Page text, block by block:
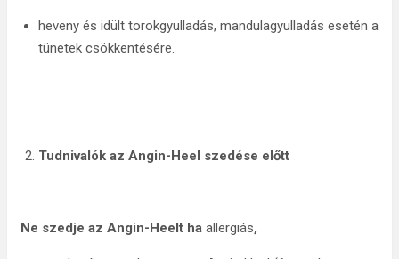
heveny és idült torokgyulladás, mandulagyulladás esetén a
tünetek csökkentésére.
Tudnivalók az Angin-Heel szedése előtt
Ne szedje az Angin-Heelt ha allergiás,